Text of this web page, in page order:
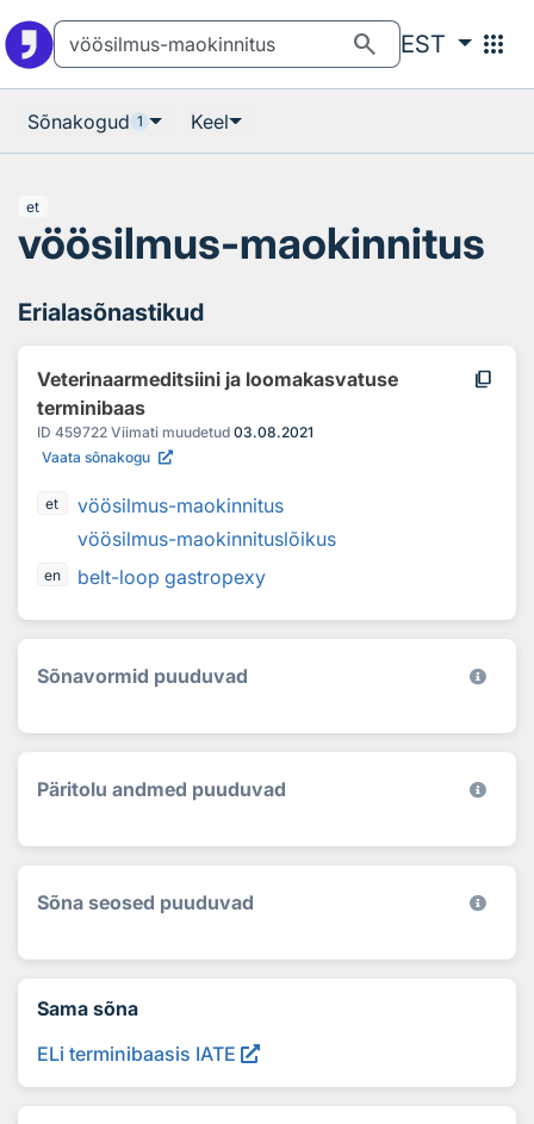
search EST apps
Sõnakogud 1 Keel
et
vöösilmus-maokinnitus
Erialasõnastikud
Veterinaarmeditsiini ja loomakasvatuse
terminibaas
content_copy
ID 459722 Viimati muudetud 03.08.2021
Vaata sõnakogu
et
vöösilmus-maokinnitus
vöösilmus-maokinnituslõikus
en belt-loop gastropexy
Sõnavormid puuduvad
Päritolu andmed puuduvad
Sõna seosed puuduvad
Sama sõna
ELi terminibaasis IATE